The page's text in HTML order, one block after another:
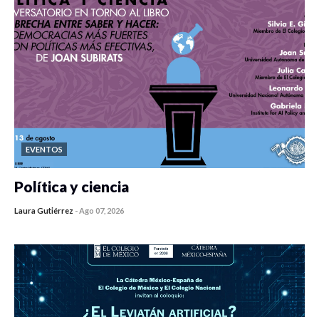
EVENTOS
Política y ciencia
Laura Gutiérrez -Ago 07, 2026